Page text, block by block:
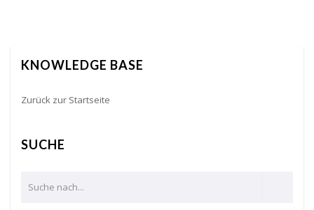
KNOWLEDGE BASE
Zurück zur Startseite
SUCHE